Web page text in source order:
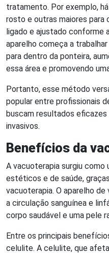
tratamento. Por exemplo,
rosto e outras maiores para
ligado e ajustado conforme
aparelho começa a
para dentro da ponteira,
essa área e promovendo
Portanto, esse método
popular entre profissionais
buscam resultados
invasivos.
Benefícios da
A vacuoterapia surgiu
estéticos e de saúde,
vacuoterapia. O aparelho
a circulação sanguínea e
corpo saudável e uma pele
Entre os principais
celulite. A celulite, que